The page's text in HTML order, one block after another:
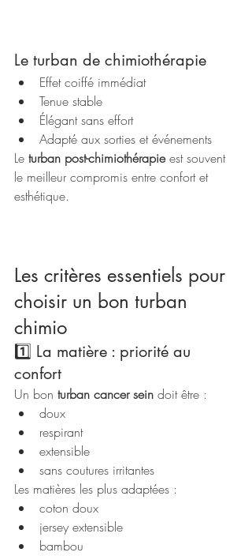
Le turban de chimiothérapie
Effet coiffé immédiat
Tenue stable
Élégant sans effort
Adapté aux sorties et événements
Le turban post-chimiothérapie est souvent
le meilleur compromis entre confort et
esthétique.
Les critères essentiels pour
choisir un bon turban
chimio
1️⃣ La matière : priorité au
confort
Un bon turban cancer sein doit être :
doux
respirant
extensible
sans coutures irritantes
Les matières les plus adaptées :
coton doux
jersey extensible
bambou